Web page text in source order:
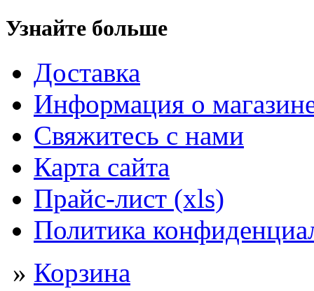
Узнайте больше
Доставка
Информация о
Свяжитесь с нами
Карта сайта
Прайс-лист (xls)
Политика
» Корзина